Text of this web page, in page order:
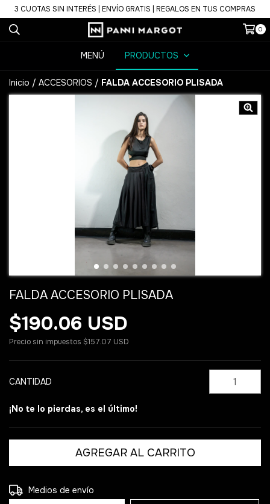
3 CUOTAS SIN INTERÉS | ENVÍO GRATIS | REGALOS EN TUS COMPRAS
0
MENÚ PRODUCTOS
Inicio / ACCESORIOS / FALDA ACCESORIO PLISADA
FALDA ACCESORIO PLISADA
$190.06 USD
Precio sin impuestos $157.07 USD
CANTIDAD
¡No te lo pierdas, es el último!
Entregas para el CP:
Medios de envío